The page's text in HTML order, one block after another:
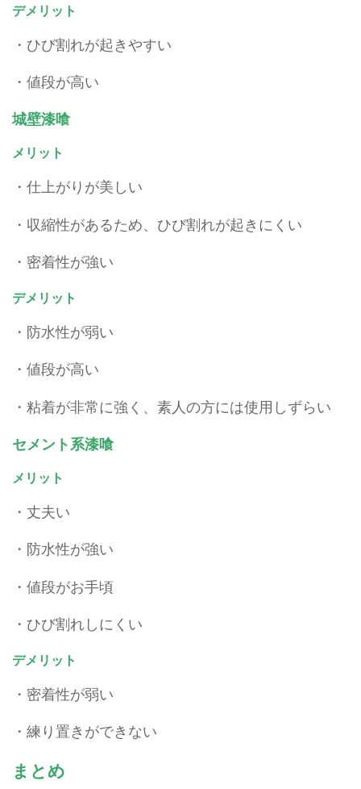
デメリット
・ひび割れが起きやすい
・値段が高い
城壁漆喰
メリット
・仕上がりが美しい
・収縮性があるため、ひび割れが起きにくい
・密着性が強い
デメリット
・防水性が弱い
・値段が高い
・粘着が非常に強く、素人の方には使用しずらい
セメント系漆喰
メリット
・丈夫い
・防水性が強い
・値段がお手頃
・ひび割れしにくい
デメリット
・密着性が弱い
・練り置きができない
まとめ